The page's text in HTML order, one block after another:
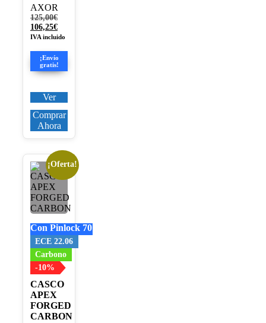
AXOR
125,00€El
precio
original
125,00€.
106,25€El
precio
es:
106,25€.
IVA incluido
¡Envío
gratis!
Ver
Comprar
Ahora
¡Oferta!
Con Pinlock 70
ECE 22.06
Carbono
-10%
CASCO
APEX
FORGED
CARBON
Este
producto
tiene
múltiples
variantes.
opciones
se
pueden
elegir
en
la
página
de
producto